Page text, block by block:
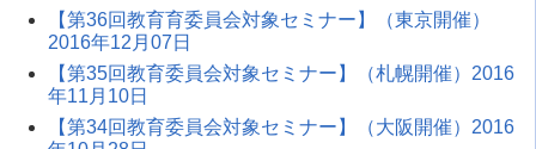
【第36回教育育委員会対象セミナー】（東京開催）
2016年12月07日
【第35回教育委員会対象セミナー】（札幌開催）2016
年11月10日
【第34回教育委員会対象セミナー】（大阪開催）2016